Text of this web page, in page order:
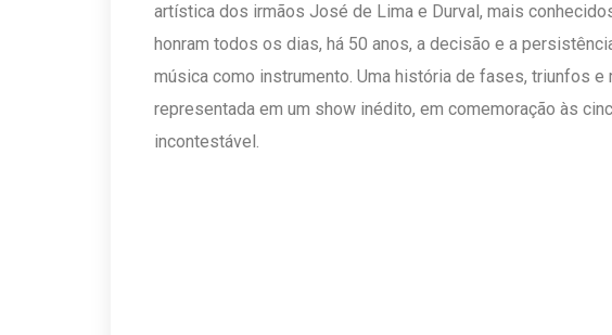
artística dos irmãos José de Lima e Durval, mais
honram todos os dias, há 50 anos, a decisão e a
música como instrumento. Uma história de fases, triunfos
representada em um show inédito, em comemoração às
incontestável.